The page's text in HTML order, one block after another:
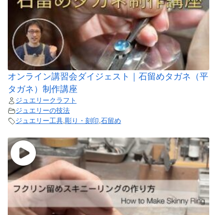
オンライン講習会ダイジェスト｜石留めタガネ（平
タガネ）制作講座
ジュエリークラフト
ジュエリーの技法
ジュエリー工具,彫り・刻印,石留め